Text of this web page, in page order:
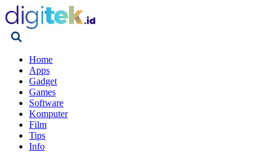
Home
Apps
Gadget
Games
Software
Komputer
Film
Tips
Info